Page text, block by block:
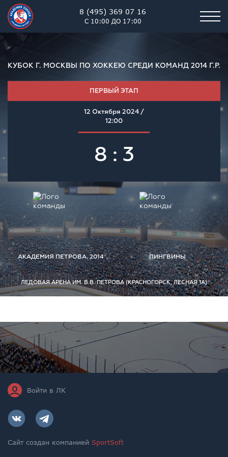
8 (495) 369 07 16
С 10:00 ДО 17:00
КУБОК Г. МОСКВЫ ПО ХОККЕЮ СРЕДИ КОМАНД 2014 Г.Р.
АКАДЕМИЯ ПЕТРОВА. 2014
ПЕРВЫЙ ЭТАП
12 Октября 2024 /
12:00
8 : 3
ПИНГВИНЫ
ЛЕДОВАЯ АРЕНА ИМ. В.В. ПЕТРОВА (КРАСНОГОРСК, ЛЕСНАЯ 1А)
Войти в ЛК
Сайт создан компанией SportSoft